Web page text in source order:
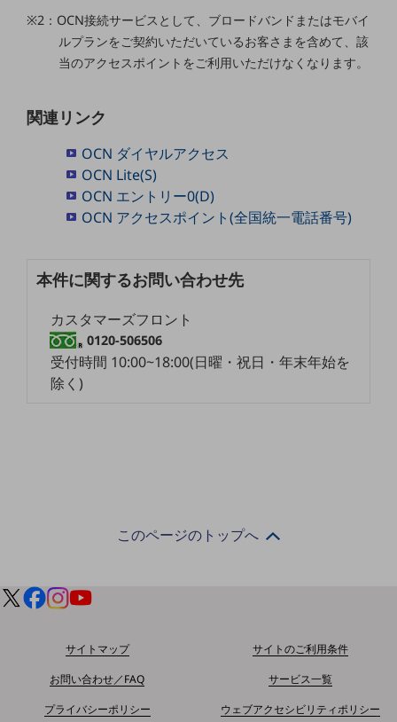
顧客体験（CX）改善
業種・業態で探す
業種・業態で探すTOP
医療・介護
モビリティ
ビジネス向けスマートフォン
データ通信製品
ドコモケータイ
※2：OCN接続サービスとして、ブロードバンドまたはモバイ
ルプランをご契約いただいているお客さまを含めて、該
当のアクセスポイントをご利用いただけなくなります。
関連リンク
OCN ダイヤルアクセス
OCN Lite(S)
OCN エントリー0(D)
OCN アクセスポイント(全国統一電話番号)
本件に関するお問い合わせ先
カスタマーズフロント
0120-506506
受付時間 10:00~18:00(日曜・祝日・年末年始を
除く)
このページのトップへ
サイトマップ
サイトのご利用条件
お問い合わせ／FAQ
サービス一覧
プライバシーポリシー
ウェブアクセシビリティポリシー